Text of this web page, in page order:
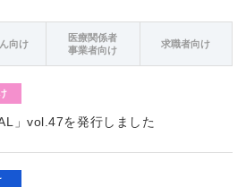
向け
医療関係者
事業者向け
求職者向け
」vol.47を発行しました